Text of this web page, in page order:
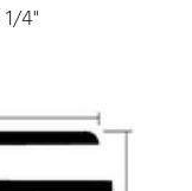
4"